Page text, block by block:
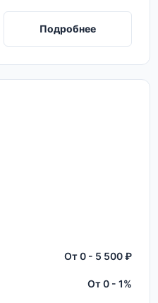
Подробнее
От 0 - 5 500 ₽
От 0 - 1%